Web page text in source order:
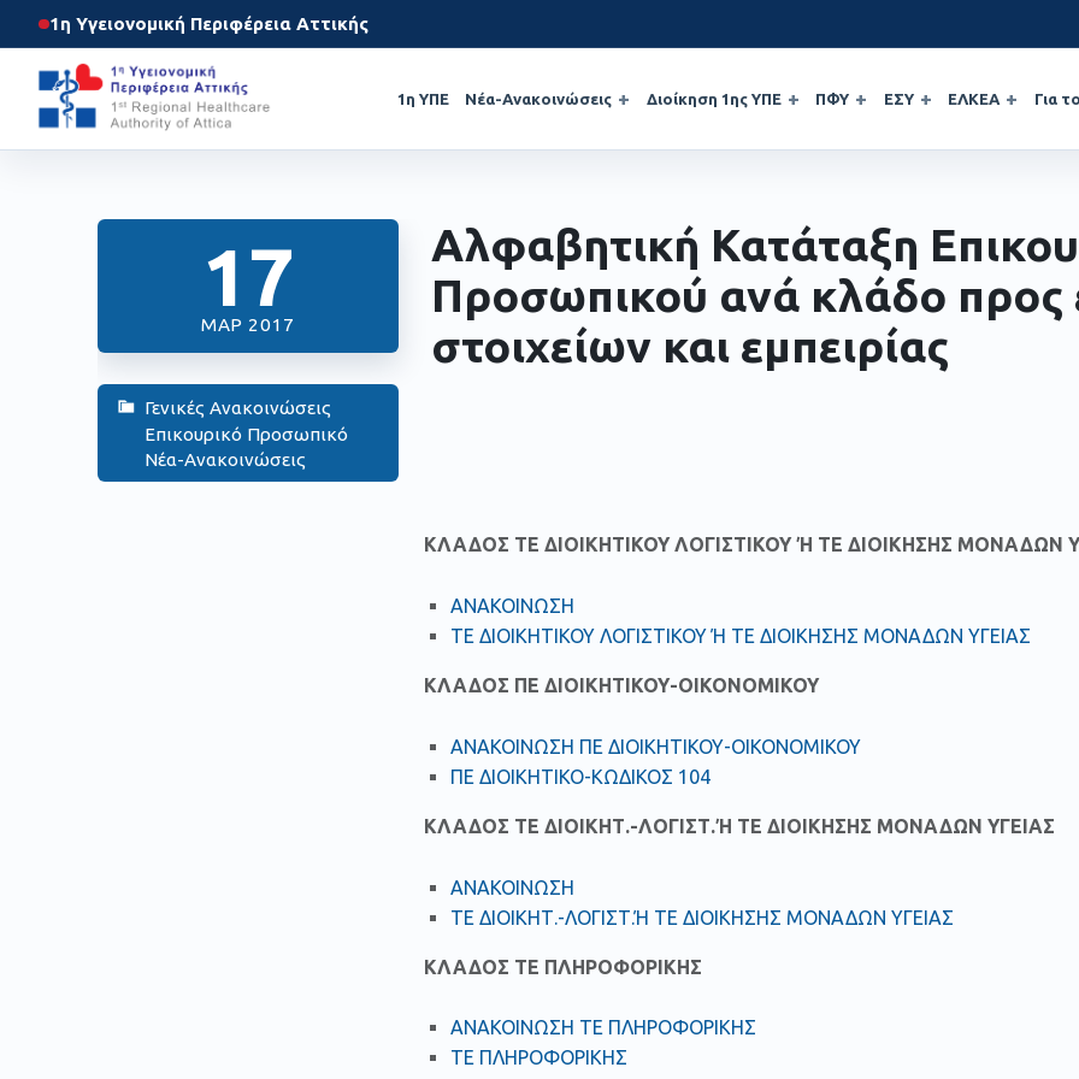
1η Υγειονομική Περιφέρεια Αττικής
1η ΥΠΕ Νέα-Ανακοινώσεις Διοίκηση 1ης ΥΠΕ ΠΦΥ ΕΣΥ ΕΛΚΕΑ Για
17
ΜΑΡ 2017
Γενικές Ανακοινώσεις
Επικουρικό Προσωπικό
Νέα-Ανακοινώσεις
Αλφαβητική Κατάταξη
Προσωπικού ανά κλάδο προς
στοιχείων και εμπειρίας
ΚΛΑΔΟΣ ΤΕ ΔΙΟΙΚΗΤΙΚΟΥ ΛΟΓΙΣΤΙΚΟΥ Ή ΤΕ ΔΙΟΙΚΗΣΗΣ ΜΟΝΑΔΩΝ
ΑΝΑΚΟΙΝΩΣΗ
ΤΕ ΔΙΟΙΚΗΤΙΚΟΥ ΛΟΓΙΣΤΙΚΟΥ Ή ΤΕ ΔΙΟΙΚΗΣΗΣ ΜΟΝΑΔΩΝ ΥΓΕΙΑΣ
ΚΛΑΔΟΣ ΠΕ ΔΙΟΙΚΗΤΙΚΟΥ-ΟΙΚΟΝΟΜΙΚΟΥ
ΑΝΑΚΟΙΝΩΣΗ ΠΕ ΔΙΟΙΚΗΤΙΚΟΥ-ΟΙΚΟΝΟΜΙΚΟΥ
ΠΕ ΔΙΟΙΚΗΤΙΚΟ-ΚΩΔΙΚΟΣ 104
ΚΛΑΔΟΣ ΤΕ ΔΙΟΙΚΗΤ.-ΛΟΓΙΣΤ.Ή ΤΕ ΔΙΟΙΚΗΣΗΣ ΜΟΝΑΔΩΝ ΥΓΕΙΑΣ
ΑΝΑΚΟΙΝΩΣΗ
ΤΕ ΔΙΟΙΚΗΤ.-ΛΟΓΙΣΤ.Ή ΤΕ ΔΙΟΙΚΗΣΗΣ ΜΟΝΑΔΩΝ ΥΓΕΙΑΣ
ΚΛΑΔΟΣ ΤΕ ΠΛΗΡΟΦΟΡΙΚΗΣ
ΑΝΑΚΟΙΝΩΣΗ ΤΕ ΠΛΗΡΟΦΟΡΙΚΗΣ
ΤΕ ΠΛΗΡΟΦΟΡΙΚΗΣ